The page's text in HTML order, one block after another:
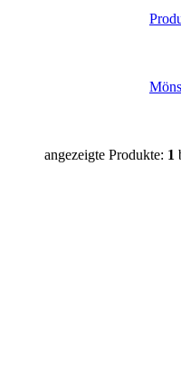
angezeigte Produkte: 1